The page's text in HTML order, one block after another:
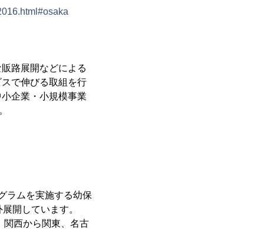
路展開などによる
で伸びる取組を行
企業・小規模事業
ラムを実施する幼保
開しています。
関西から関東、名古